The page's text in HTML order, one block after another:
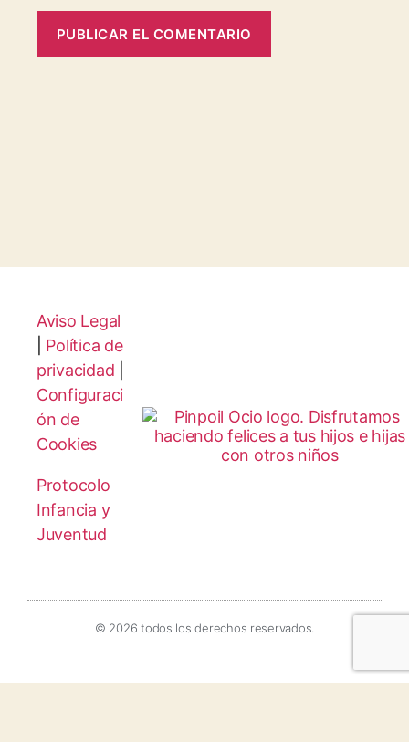
Aviso Legal
Política de
privacidad
Configuraci
ón de
Cookies
Protocolo
Infancia y
Juventud
© 2026 todos los derechos reservados.